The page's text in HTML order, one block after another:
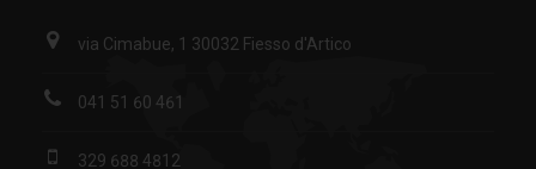
via Cimabue, 1 30032 Fiesso d'Artico
041 51 60 461
329 688 4812